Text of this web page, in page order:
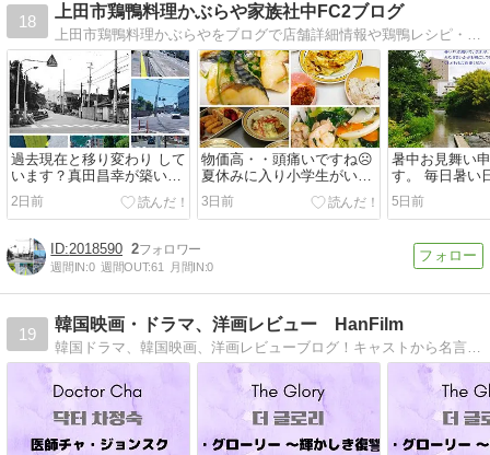
18
上田市鶏鴨料理かぶらや家族社中FC2ブログ
過去現在と移り変わり して
います？真⽥昌幸が築いた
上⽥城の堀の付近にかけら
れていた 橋の周辺を⼩⾖橋
と呼ばれていた。
2日前
物価高・・頭痛いですね☹️
夏休みに入り小学生がいる
ご家庭はた～いへん！ 孫達
は未就学児なのですが
3日前
暑中お見舞い
す。 毎日暑い
が皆さまお変
ごしですか？
5日前
2018590 2
週間IN:0 週間OUT:61 月間IN:0
19
韓国映画・ドラマ、洋画レビュー HanFilm